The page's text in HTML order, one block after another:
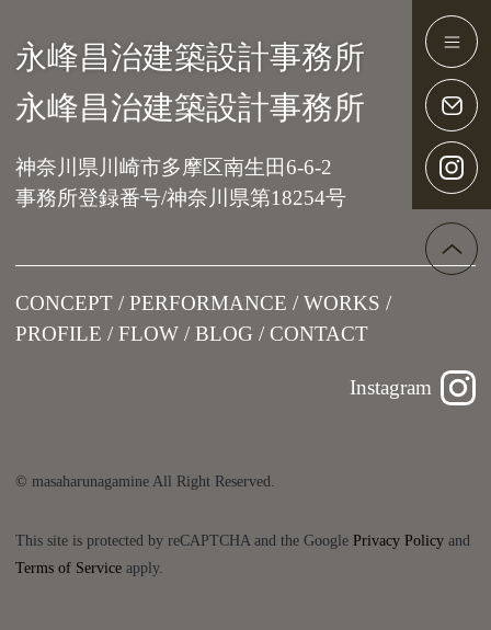
Main Navigation
永峰昌治建築設計事務所
永峰昌治建築設計事務所
神奈川県川崎市多摩区南生田6-6-2
事務所登録番号/神奈川県第18254号
CONCEPT PERFORMANCE
WORKS
PROFILE
FLOW BLOG CONTACT
Instagram
© masaharunagamine All Right Reserved.
This site is protected by reCAPTCHA and the GooglePrivacy Policy and
Terms of Service apply.